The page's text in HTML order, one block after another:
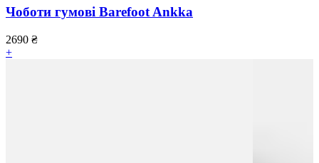
Чоботи гумові Barefoot Ankka
2690 ₴
+